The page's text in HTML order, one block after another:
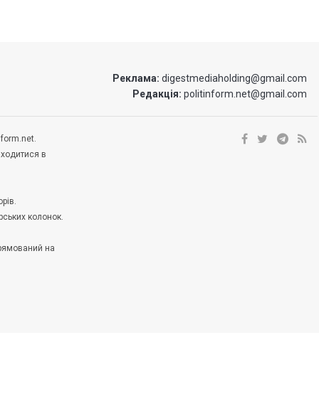
Реклама: digestmediaholding@gmail.com
Редакція: politinform.net@gmail.com
в
колонок.
на